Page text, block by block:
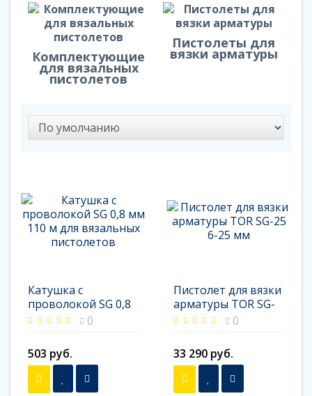
Комплектующие
для вязальных
пистолетов
Пистолеты для
вязки арматуры
Катушка с
проволокой SG 0,8
мм 110 м для
пистолетов
0
503 руб.
Пистолет для вязки
арматуры TOR SG-
25 6-25 мм 0
33 290 руб.